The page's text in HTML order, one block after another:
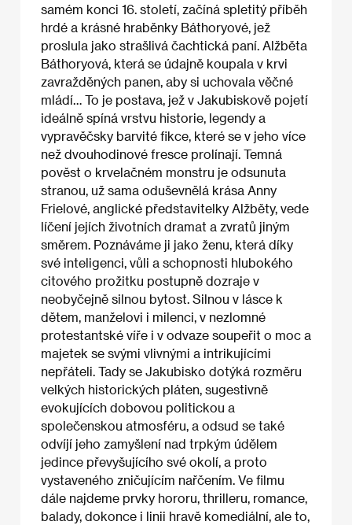
samém konci 16. století, začíná spletitý příběh
hrdé a krásné hraběnky Báthoryové, jež
proslula jako strašlivá čachtická paní. Alžběta
Báthoryová, která se údajně koupala v krvi
zavražděných panen, aby si uchovala věčné
mládí… To je postava, jež v Jakubiskově pojetí
ideálně spíná vrstvu historie, legendy a
vypravěčsky barvité fikce, které se v jeho více
než dvouhodinové fresce prolínají. Temná
pověst o krvelačném monstru je odsunuta
stranou, už sama oduševnělá krása Anny
Frielové, anglické představitelky Alžběty, vede
líčení jejích životních dramat a zvratů jiným
směrem. Poznáváme ji jako ženu, která díky
své inteligenci, vůli a schopnosti hlubokého
citového prožitku postupně dozraje v
neobyčejně silnou bytost. Silnou v lásce k
dětem, manželovi i milenci, v nezlomné
protestantské víře i v odvaze soupeřit o moc a
majetek se svými vlivnými a intrikujícími
nepřáteli. Tady se Jakubisko dotýká rozměru
velkých historických pláten, sugestivně
evokujících dobovou politickou a
společenskou atmosféru, a odsud se také
odvíjí jeho zamyšlení nad trpkým údělem
jedince převyšujícího své okolí, a proto
vystaveného zničujícím nařčením. Ve filmu
dále najdeme prvky hororu, thrilleru, romance,
balady, dokonce i linii hravě komediální, ale to,